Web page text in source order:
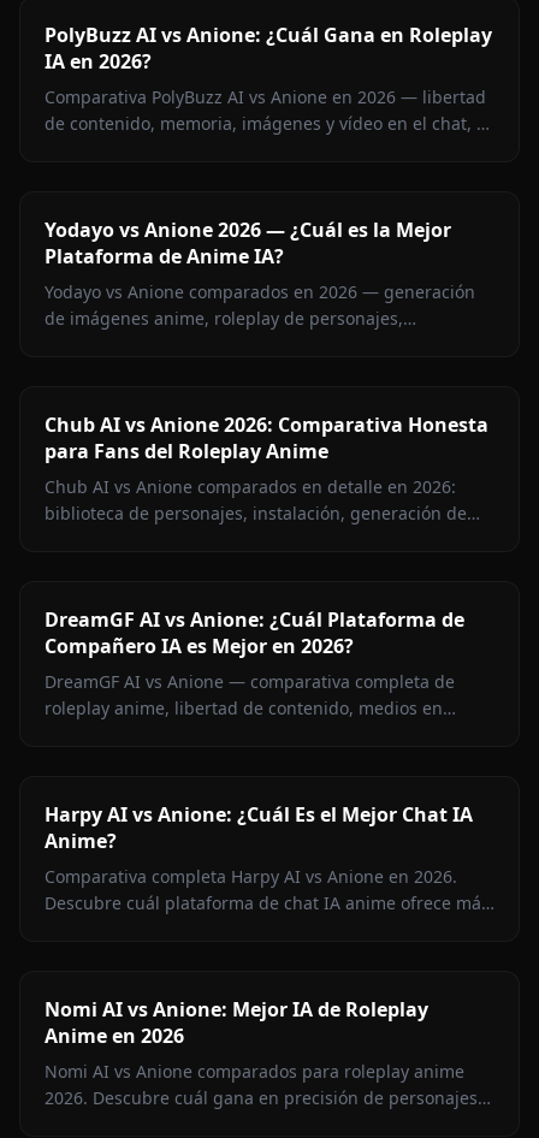
PolyBuzz AI vs Anione: ¿Cuál Gana en Roleplay
IA en 2026?
Comparativa PolyBuzz AI vs Anione en 2026 — libertad
de contenido, memoria, imágenes y vídeo en el chat, y
Yodayo vs Anione 2026 — ¿Cuál es la Mejor
Plataforma de Anime IA?
Yodayo vs Anione comparados en 2026 — generación
de imágenes anime, roleplay de personajes,
Chub AI vs Anione 2026: Comparativa Honesta
para Fans del Roleplay Anime
Chub AI vs Anione comparados en detalle en 2026:
biblioteca de personajes, instalación, generación de
DreamGF AI vs Anione: ¿Cuál Plataforma de
Compañero IA es Mejor en 2026?
DreamGF AI vs Anione — comparativa completa de
roleplay anime, libertad de contenido, medios en
Harpy AI vs Anione: ¿Cuál Es el Mejor Chat IA
Anime?
Comparativa completa Harpy AI vs Anione en 2026.
Descubre cuál plataforma de chat IA anime ofrece más
Nomi AI vs Anione: Mejor IA de Roleplay
Anime en 2026
Nomi AI vs Anione comparados para roleplay anime
2026. Descubre cuál gana en precisión de personajes,